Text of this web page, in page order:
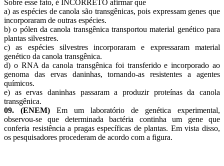
Sobre esse fato, é INCORRETO afirmar que
a) as espécies de canola são transgênicas, pois expressam genes que
incorporaram de outras espécies.
b) o pólen da canola transgênica transportou material genético para
plantas silvestres.
c) as espécies silvestres incorporaram e expressaram material
genético da canola transgênica.
d) o RNA da canola transgênica foi transferido e incorporado ao
genoma das ervas daninhas, tornando-as resistentes a agentes
químicos.
e) as ervas daninhas passaram a produzir proteínas da canola
transgênica.
09. (ENEM) Em um laboratório de genética experimental,
observou-se que determinada bactéria continha um gene que
conferia resistência a pragas específicas de plantas. Em vista disso,
os pesquisadores procederam de acordo com a figura.